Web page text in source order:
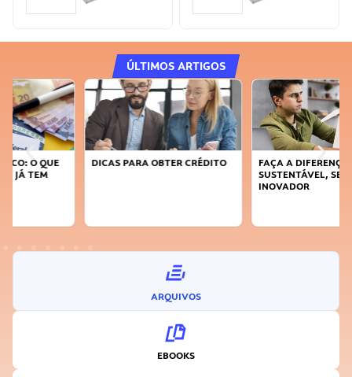
ÚLTIMOS ARTIGOS
DICAS PARA OBTER CRÉDITO
FAÇA A DIFERENÇA: SEJA
SUSTENTÁVEL, SEJA
ARQUIVOS
EBOOKS